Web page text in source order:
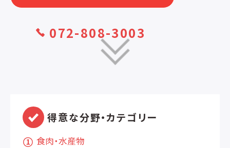
072-808-3003
得意な分野・カテゴリー
食肉・水産物